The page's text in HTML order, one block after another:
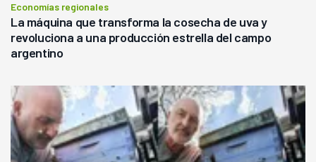
Economías regionales
La máquina que transforma la cosecha de uva y
revoluciona a una producción estrella del campo
argentino